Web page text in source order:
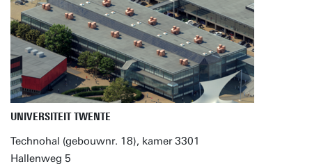
UNIVERSITEIT TWENTE
Technohal (gebouwnr. 18), kamer 3301
Hallenweg 5